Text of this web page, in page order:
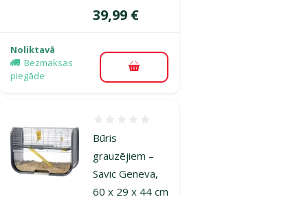
Cena
39,99 €
Noliktavā
Bezmaksas
piegāde
Pievienot grozam
Būris
grauzējiem –
Savic Geneva,
60 x 29 x 44 cm